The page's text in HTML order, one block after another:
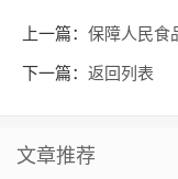
上一篇： 保障人民食
下一篇： 返回列表
文章推荐